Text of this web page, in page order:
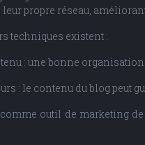
leur propre réseau,
techniques existent :
: une bonne
: le contenu du blog peut
outil de marketing